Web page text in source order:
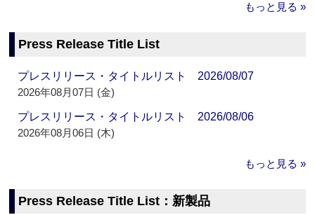
もっと見る »
Press Release Title List
プレスリリース・タイトルリスト 2026/08/07
2026年08月07日 (金)
プレスリリース・タイトルリスト 2026/08/06
2026年08月06日 (木)
もっと見る »
Press Release Title List：新製品